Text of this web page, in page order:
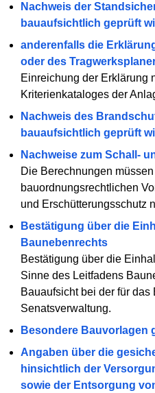
Nachweis der
bauaufsichtlich geprüft
anderenfalls die
oder des
Einreichung der Erklärung
Kriterienkataloges der
Nachweis des
bauaufsichtlich geprüft
Nachweise zum Schall-
Die Berechnungen
bauordnungsrechtlichen
und Erschütterungsschutz
Bestätigung über die
Baunebenrechts
Bestätigung über die
Sinne des Leitfadens
Bauaufsicht bei der für
Senatsverwaltung.
Besondere Bauvorlagen
Angaben über die
hinsichtlich der
sowie der Entsorgung